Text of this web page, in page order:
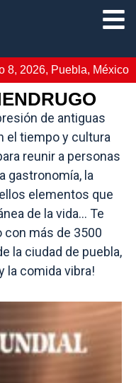
8, 2026, Puebla, México
de antiguas
el tiempo y cultura
reunir a personas
gastronomía, la
elementos que
de la vida… Te
más de 3500
la ciudad de puebla,
la comida vibra!